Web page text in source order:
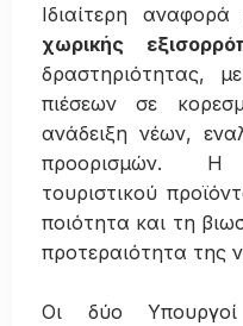
Ιδιαίτερη
χωρικής
δραστηριότητας,
πιέσεων σε
ανάδειξη νέων,
προορισμών. Η
τουριστικού
ποιότητα και τη
προτεραιότητα της
Οι δύο